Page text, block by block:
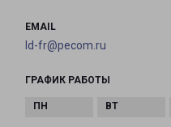
EMAIL
ld-fr@pecom.ru
ГРАФИК РАБОТЫ